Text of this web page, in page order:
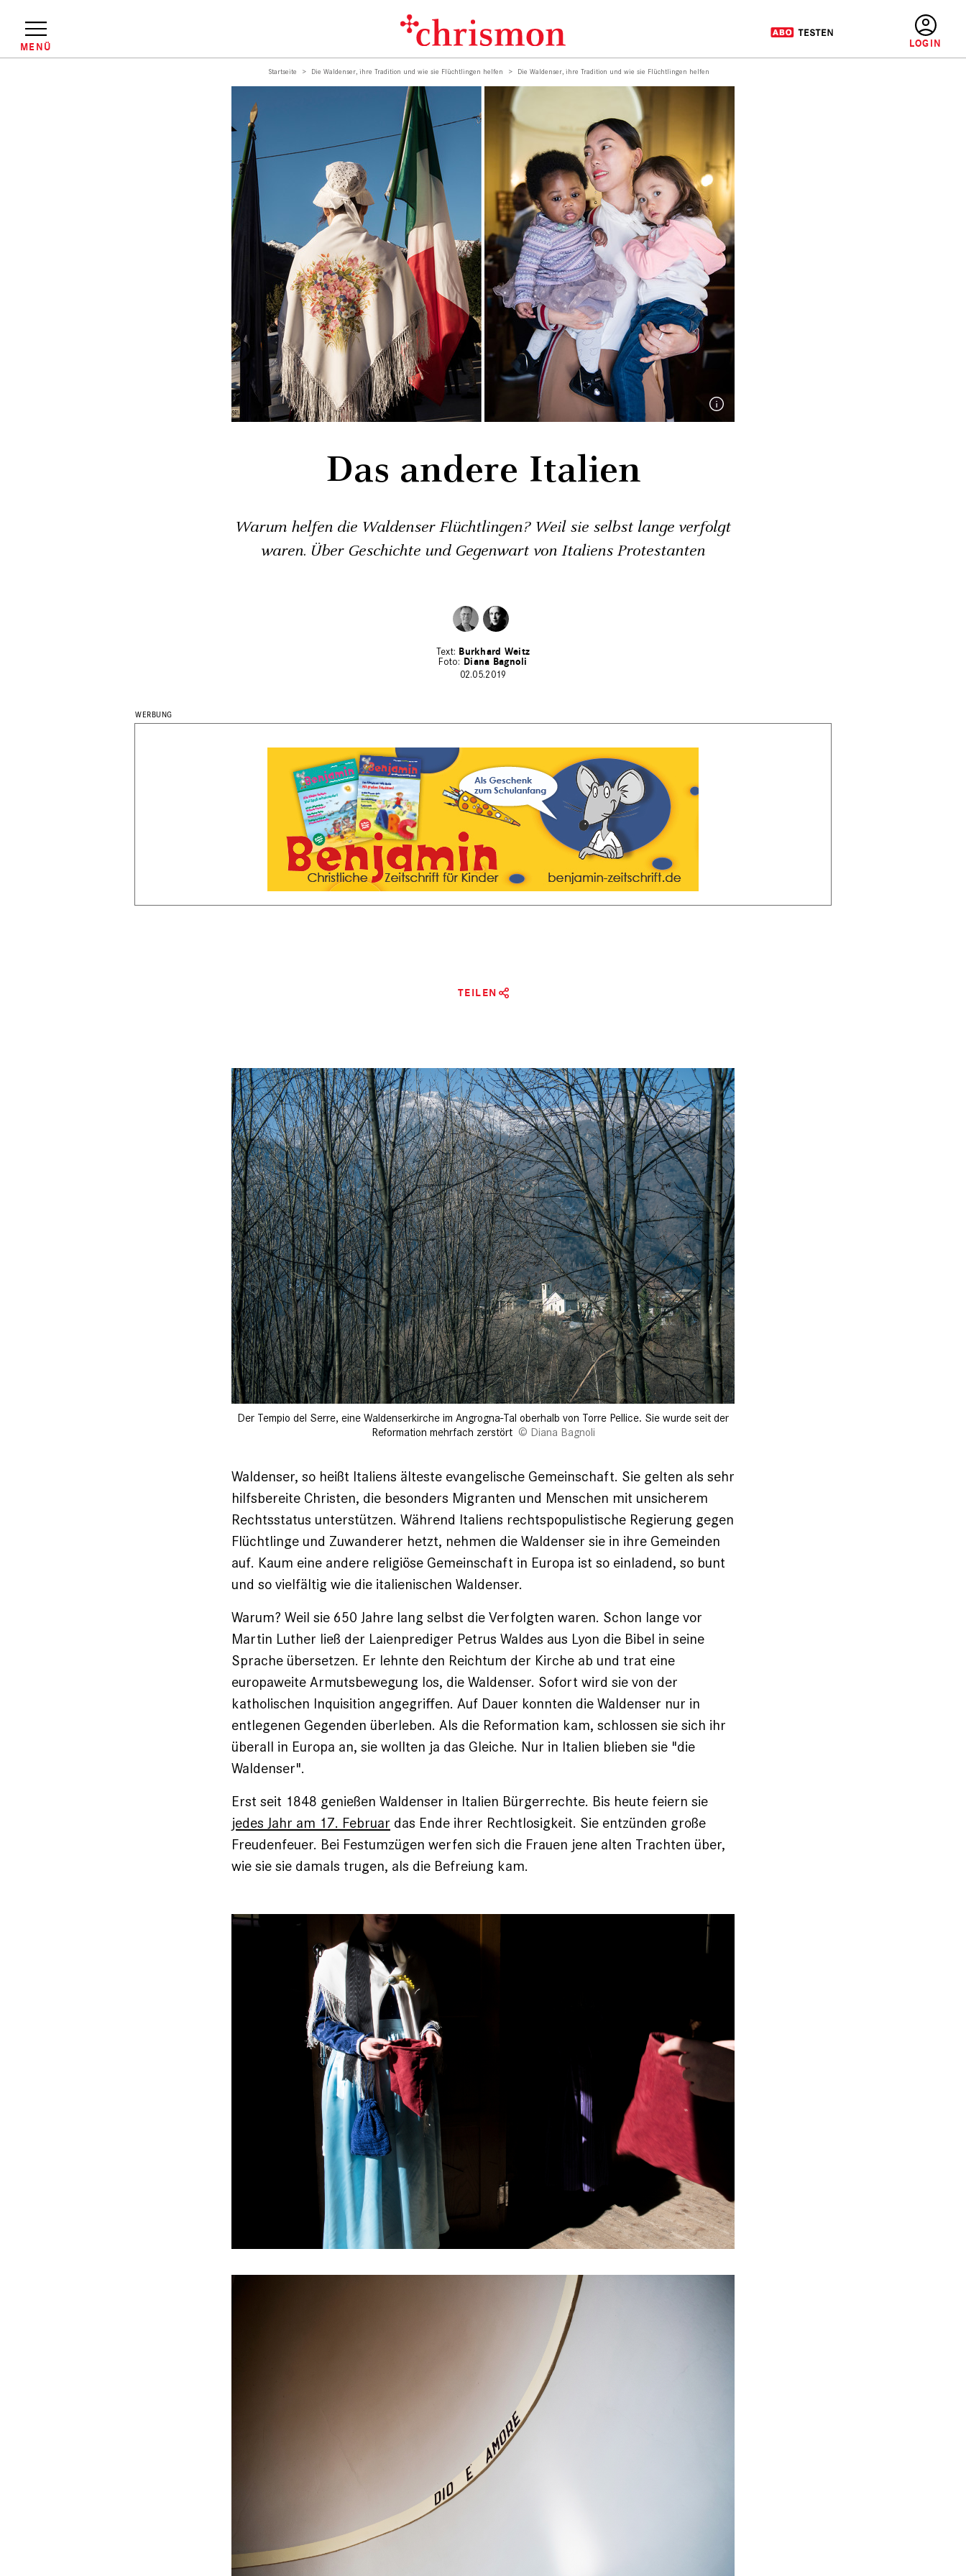
Inhalt
MENÜ
Startseite Die Waldenser, ihre Tradition und wie sie Flüchtlingen helfen Die Waldenser, ihre Tradition und wie sie Flüchtlingen helfen
Das andere Italien
Warum helfen die Waldenser Flüchtlingen? Weil sie selbst lange verfolgt
waren. Über Geschichte und Gegenwart von Italiens Protestanten
Burkhard Weitz
Diana Bagnoli
02.05.2019
TEILEN
Der Tempio del Serre, eine Waldenserkirche im Angrogna-Tal oberhalb von Torre Pellice. Sie wurde seit der
Reformation mehrfach zerstört
Diana Bagnoli
Waldenser, so heißt Italiens älteste evangelische Gemeinschaft. Sie gelten als sehr
hilfsbereite Christen, die besonders Migranten und Menschen mit unsicherem
Rechtsstatus unterstützen. Während Italiens rechtspopulistische Regierung gegen
Flüchtlinge und Zuwanderer hetzt, nehmen die Waldenser sie in ihre Gemeinden
auf. Kaum eine andere religiöse Gemeinschaft in Europa ist so einladend, so bunt
und so vielfältig wie die italienischen Waldenser.
Warum? Weil sie 650 Jahre lang selbst die Verfolgten waren. Schon lange vor
Martin Luther ließ der Laienprediger Petrus Waldes aus Lyon die Bibel in seine
Sprache übersetzen. Er lehnte den Reichtum der Kirche ab und trat eine
europaweite Armutsbewegung los, die Waldenser. Sofort wird sie von der
katholischen Inquisition angegriffen. Auf Dauer konnten die Waldenser nur in
entlegenen Gegenden überleben. Als die Reformation kam, schlossen sie sich ihr
überall in Europa an, sie wollten ja das Gleiche. Nur in Italien blieben sie "die
Waldenser".
Erst seit 1848 genießen Waldenser in Italien Bürgerrechte. Bis heute feiern sie
jedes Jahr am 17. Februar das Ende ihrer Rechtlosigkeit. Sie entzünden große
Freudenfeuer. Bei Festumzügen werfen sich die Frauen jene alten Trachten über,
wie sie sie damals trugen, als die Befreiung kam.